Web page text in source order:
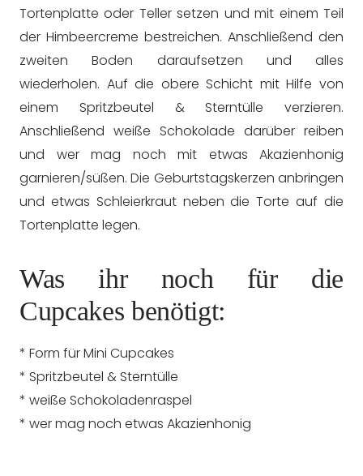
Tortenplatte oder Teller setzen und mit einem Teil
der Himbeercreme bestreichen. Anschließend den
zweiten Boden daraufsetzen und alles
wiederholen. Auf die obere Schicht mit Hilfe von
einem Spritzbeutel & Sterntülle verzieren.
Anschließend weiße Schokolade darüber reiben
und wer mag noch mit etwas Akazienhonig
garnieren/süßen. Die Geburtstagskerzen anbringen
und etwas Schleierkraut neben die Torte auf die
Tortenplatte legen.
Was ihr noch für die
Cupcakes benötigt:
* Form für Mini Cupcakes
* Spritzbeutel & Sterntülle
* weiße Schokoladenraspel
* wer mag noch etwas Akazienhonig